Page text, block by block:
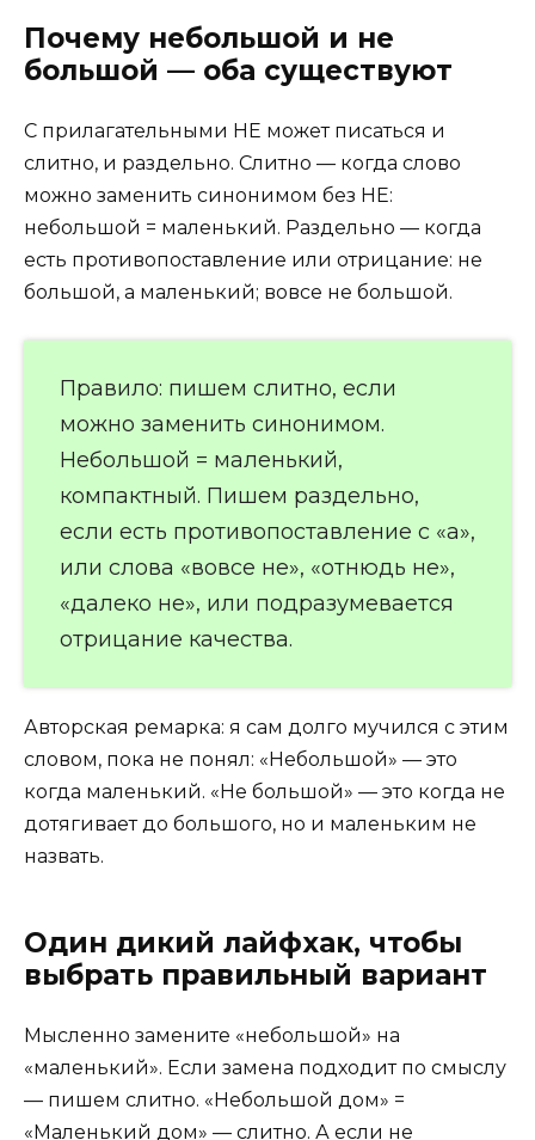
Почему небольшой и не
большой — оба существуют
С прилагательными НЕ может писаться и
слитно, и раздельно. Слитно — когда слово
можно заменить синонимом без НЕ:
небольшой = маленький. Раздельно — когда
есть противопоставление или отрицание: не
большой, а маленький; вовсе не большой.
Правило: пишем слитно, если
можно заменить синонимом.
Небольшой = маленький,
компактный. Пишем раздельно,
если есть противопоставление с «а»,
или слова «вовсе не», «отнюдь не»,
«далеко не», или подразумевается
отрицание качества.
Авторская ремарка: я сам долго мучился с этим
словом, пока не понял: «Небольшой» — это
когда маленький. «Не большой» — это когда не
дотягивает до большого, но и маленьким не
назвать.
Один дикий лайфхак, чтобы
выбрать правильный вариант
Мысленно замените «небольшой» на
«маленький». Если замена подходит по смыслу
— пишем слитно. «Небольшой дом» =
«Маленький дом» — слитно. А если не